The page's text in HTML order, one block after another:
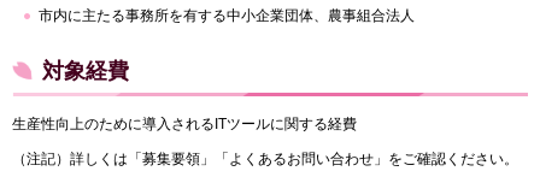
市内に主たる事務所を有する中小企業団体、農事組合法人
対象経費
生産性向上のために導入されるITツールに関する経費
（注記）詳しくは「募集要領」「よくあるお問い合わせ」をご確認ください。